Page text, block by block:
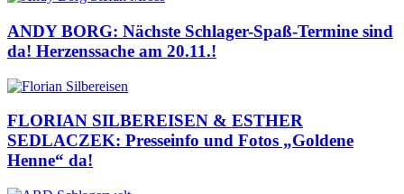
ANDY BORG: Nächste Schlager-Spaß-Termine sind
da! Herzenssache am 20.11.!
FLORIAN SILBEREISEN & ESTHER
SEDLACZEK: Presseinfo und Fotos „Goldene
Henne“ da!